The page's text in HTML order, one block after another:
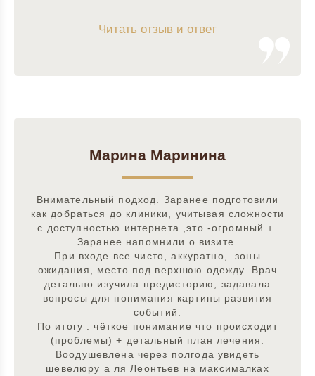
Читать отзыв и ответ
Марина Маринина
Внимательный подход. Заранее подготовили
как добраться до клиники, учитывая сложности
с доступностью интернета ,это -огромный +.
Заранее напомнили о визите.
При входе все чисто, аккуратно, зоны
ожидания, место под верхнюю одежду. Врач
детально изучила предисторию, задавала
вопросы для понимания картины развития
событий.
По итогу : чёткое понимание что происходит
(проблемы) + детальный план лечения.
Воодушевлена через полгода увидеть
шевелюру а ля Леонтьев на максималках